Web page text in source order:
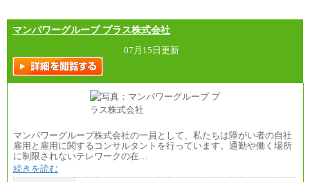
■（株）JTBグローバルマーケティング＆トラベル
訪日事業職 月給202,000～227,000円＋地域間調整
給
※詳細はJTBキャリアサイトよりご確認ください。
■(株)JTBビジネストランスフォーム
総合職 月給205,000～225,000円＋地域間調整給
エリア総合職 月給185,000円＋地域間調整給
■(株)JTBデータサービス ※2027年新卒募集終了
総合職 月給186,000～194,000円＋地域手当
マンパワーグループ プラス株式会社
07月15日更新
マンパワーグループ株式会社の一員として、私たちは障がい者の自社
雇用と雇用に関するコンサルタントを行っています。通勤や働く場所
に制限されないテレワークの在…
続きを読む